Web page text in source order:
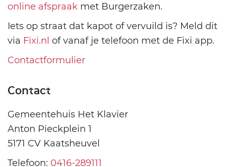
online afspraak met Burgerzaken.
Iets op straat dat kapot of vervuild is? Meld dit
via Fixi.nl of vanaf je telefoon met de Fixi app.
Contactformulier
Contact
Gemeentehuis Het Klavier
Anton Pieckplein 1
5171 CV Kaatsheuvel
Telefoon: 0416-289111